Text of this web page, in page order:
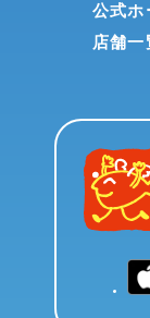
公式ホ
店舗一